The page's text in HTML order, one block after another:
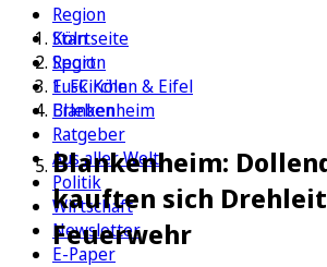
Region
Köln
Sport
1. FC Köln
Erleben
Ratgeber
Aus aller Welt
Politik
Wirtschaft
Newsletter
E-Paper
Startseite
Region
Euskirchen & Eifel
Blankenheim
Blankenheim:
kauften sich
Feuerwehr